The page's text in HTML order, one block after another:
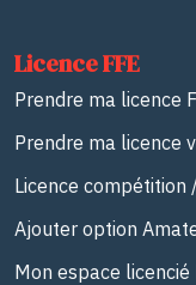
Licence FFE
Prendre ma licence
Prendre ma licence
Licence
Ajouter option
Mon espace licencié